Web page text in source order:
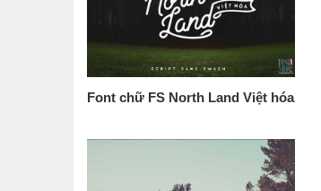
Font chữ FS North Land Việt hóa